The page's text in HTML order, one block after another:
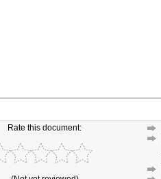
Rate this document: